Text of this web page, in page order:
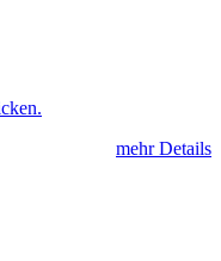
mehr Details